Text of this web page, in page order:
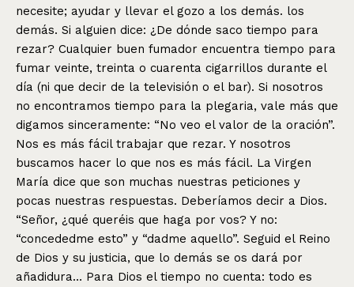
necesite; ayudar y llevar el gozo a los demás. los
demás. Si alguien dice: ¿De dónde saco tiempo para
rezar? Cualquier buen fumador encuentra tiempo para
fumar veinte, treinta o cuarenta cigarrillos durante el
día (ni que decir de la televisión o el bar). Si nosotros
no encontramos tiempo para la plegaria, vale más que
digamos sinceramente: “No veo el valor de la oración”.
Nos es más fácil trabajar que rezar. Y nosotros
buscamos hacer lo que nos es más fácil. La Virgen
María dice que son muchas nuestras peticiones y
pocas nuestras respuestas. Deberíamos decir a Dios.
“Señor, ¿qué queréis que haga por vos? Y no:
“concededme esto” y “dadme aquello”. Seguid el Reino
de Dios y su justicia, que lo demás se os dará por
añadidura… Para Dios el tiempo no cuenta: todo es